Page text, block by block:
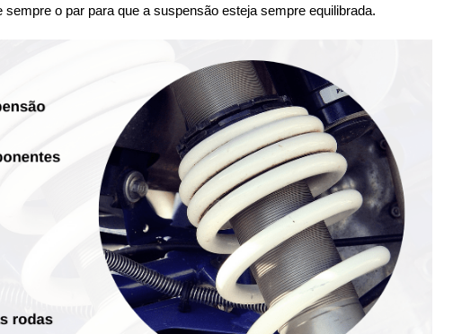
o par para que a suspensão esteja sempre equilibrada.